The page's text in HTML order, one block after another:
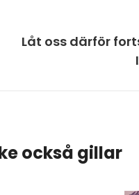
Låt oss därför
också gillar